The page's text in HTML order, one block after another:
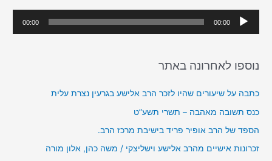
h
ג
א
ד
י
ו
00:00
00:00
נוספו לאחרונה באתר
כתבה על שיעורים שהיו לזכר הרב אלישע בגרעין נצרת עלית
כנס תשובה מאהבה – תשרי תשע”ט
הספד של הרב אופיר פריד בישיבת מרכז הרב.
זכרונות אישיים מהרב אלישע וישליצקי / משה כהן, אלון מורה